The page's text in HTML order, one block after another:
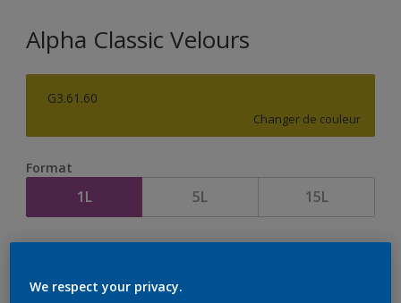
Alpha Classic Velours
G3.61.60
Changer de couleur
Format
1L 5L 15L
Quantité Calculateur de peinture
We respect your privacy.